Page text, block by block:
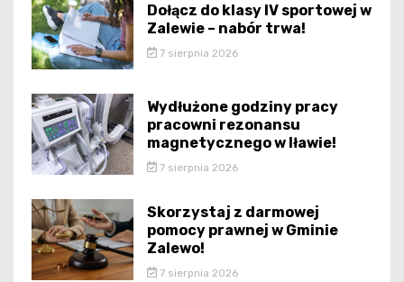
Dołącz do klasy IV sportowej w
Zalewie – nabór trwa!
7 sierpnia 2026
Wydłużone godziny pracy
pracowni rezonansu
magnetycznego w Iławie!
7 sierpnia 2026
Skorzystaj z darmowej
pomocy prawnej w Gminie
Zalewo!
7 sierpnia 2026